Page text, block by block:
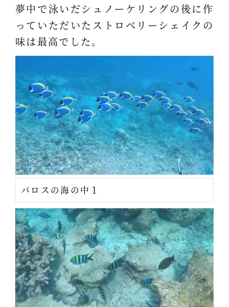
夢中で泳いだシュノーケリングの後に作
っていただいたストロベリーシェイクの
味は最高でした。
バロスの海の中１